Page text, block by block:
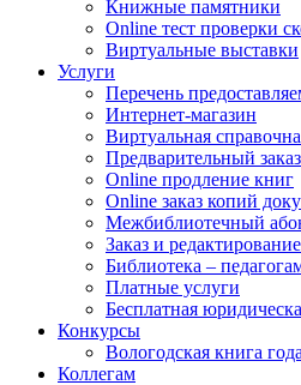
Книжные памятники
Online тест проверки
Виртуальные выставки
Услуги
Перечень
Интернет-магазин
Виртуальная
Предварительный
Online продление книг
Online заказ копий
Межбиблиотечный
Заказ и
Библиотека –
Платные услуги
Бесплатная
Конкурсы
Вологодская книга года
Коллегам